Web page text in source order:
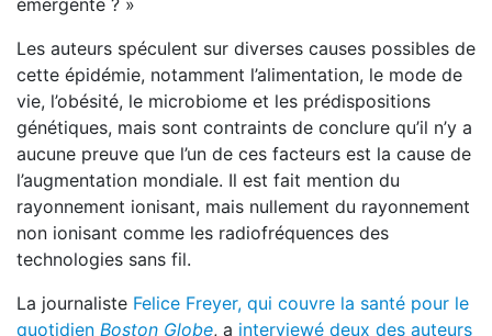
émergente ? »
Les auteurs spéculent sur diverses causes possibles de
cette épidémie, notamment l’alimentation, le mode de
vie, l’obésité, le microbiome et les prédispositions
génétiques, mais sont contraints de conclure qu’il n’y a
aucune preuve que l’un de ces facteurs est la cause de
l’augmentation mondiale. Il est fait mention du
rayonnement ionisant, mais nullement du rayonnement
non ionisant comme les radiofréquences des
technologies sans fil.
La journaliste Felice Freyer, qui couvre la santé pour le
quotidien Boston Globe, a interviewé deux des auteurs